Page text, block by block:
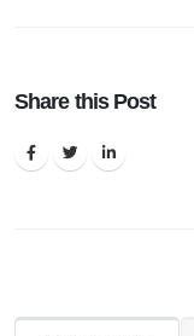
Share this Post